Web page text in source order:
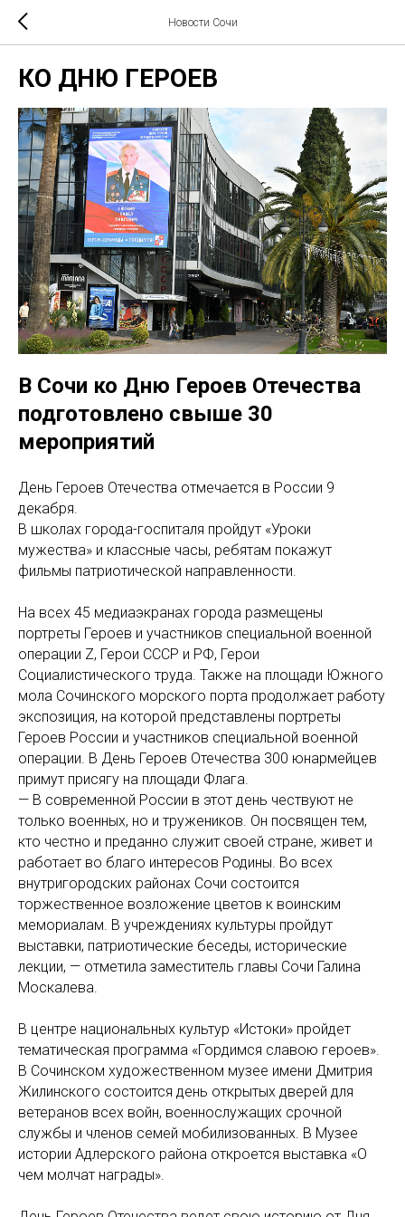
Новости Сочи
КО ДНЮ ГЕРОЕВ
В Сочи ко Дню Героев Отечества
подготовлено свыше 30
мероприятий
День Героев Отечества отмечается в России 9
декабря.
В школах города-госпиталя пройдут «Уроки
мужества» и классные часы, ребятам покажут
фильмы патриотической направленности.
На всех 45 медиаэкранах города размещены
портреты Героев и участников специальной военной
операции Z, Герои СССР и РФ, Герои
Социалистического труда. Также на площади Южного
мола Сочинского морского порта продолжает работу
экспозиция, на которой представлены портреты
Героев России и участников специальной военной
операции. В День Героев Отечества 300 юнармейцев
примут присягу на площади Флага.
— В современной России в этот день чествуют не
только военных, но и тружеников. Он посвящен тем,
кто честно и преданно служит своей стране, живет и
работает во благо интересов Родины. Во всех
внутригородских районах Сочи состоится
торжественное возложение цветов к воинским
мемориалам. В учреждениях культуры пройдут
выставки, патриотические беседы, исторические
лекции, — отметила заместитель главы Сочи Галина
Москалева.
В центре национальных культур «Истоки» пройдет
тематическая программа «Гордимся славою героев».
В Сочинском художественном музее имени Дмитрия
Жилинского состоится день открытых дверей для
ветеранов всех войн, военнослужащих срочной
службы и членов семей мобилизованных. В Музее
истории Адлерского района откроется выставка «О
чем молчат награды».